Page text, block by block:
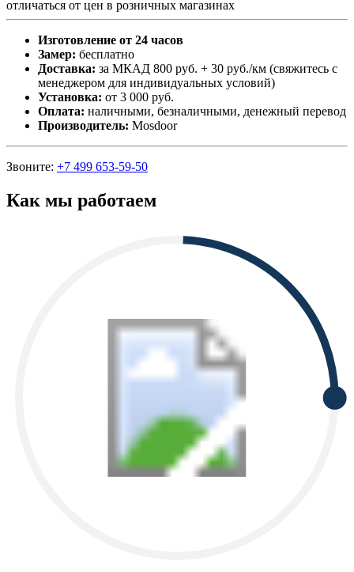
отличаться от цен в розничных магазинах
Изготовление от 24 часов
Замер: бесплатно
Доставка: за МКАД 800 руб. + 30 руб./км (свяжитесь с
менеджером для индивидуальных условий)
Установка: от 3 000 руб.
Оплата: наличными, безналичными, денежный перевод
Производитель: Mosdoor
Звоните: +7 499 653-59-50
Как мы работаем